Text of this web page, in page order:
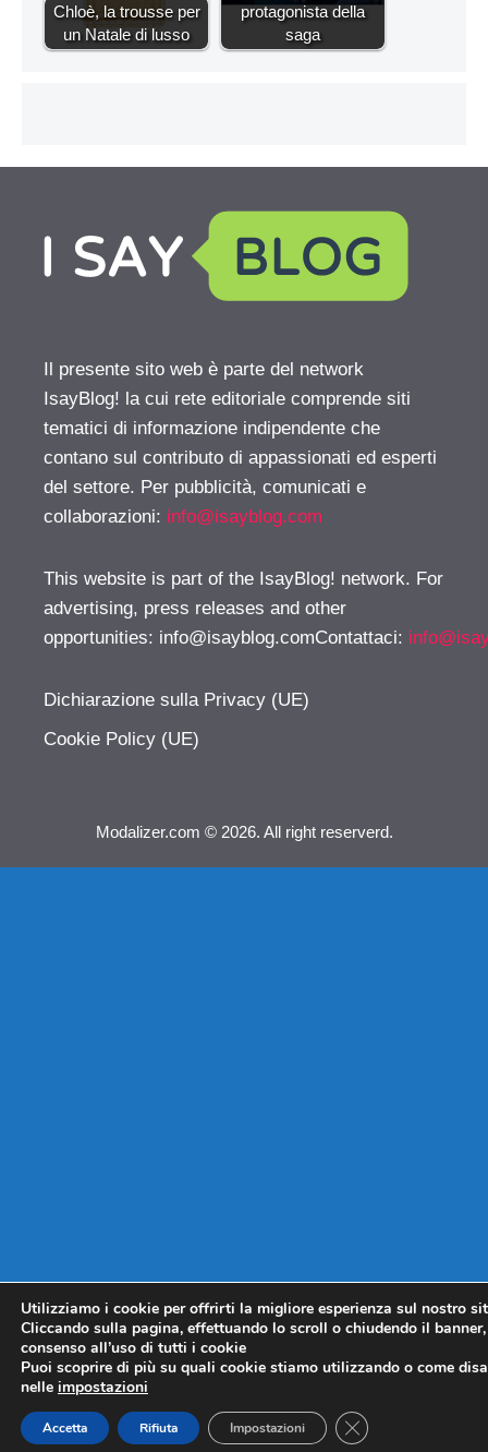
Chloè, la trousse per
un Natale di lusso
protagonista della
saga
Il presente sito web è parte del network
IsayBlog! la cui rete editoriale comprende siti
tematici di informazione indipendente che
contano sul contributo di appassionati ed esperti
del settore. Per pubblicità, comunicati e
collaborazioni: info@isayblog.com
This website is part of the IsayBlog! network. For
advertising, press releases and other
opportunities: info@isayblog.comContattaci:
Dichiarazione sulla Privacy (UE)
Cookie Policy (UE)
Modalizer.com © 2026. All right reserverd.
Utilizziamo i cookie per offrirti la migliore esperienza sul nostro
Cliccando sulla pagina, effettuando lo scroll o chiudendo il
consenso all’uso di tutti i cookie
Puoi scoprire di più su quali cookie stiamo utilizzando o come
nelle impostazioni
Accetta Rifiuta Impostazioni CLOSE GDPR